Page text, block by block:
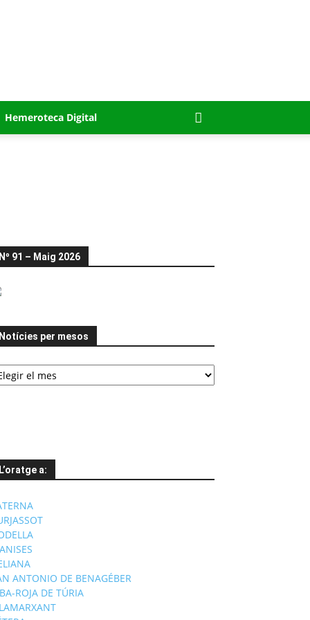
Hemeroteca Digital
Nº 91 – Maig 2026
Notícies per mesos
L’oratge a:
ANTONIO DE BENAGÉBER
ROJA DE TÚRIA